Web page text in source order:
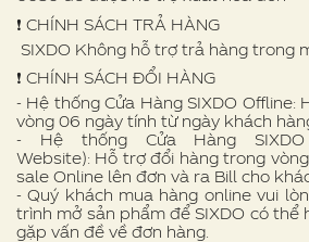
❗️ CHÍNH SÁCH TRẢ HÀNG
SIXDO Không hỗ trợ trả hàng trong
❗️ CHÍNH SÁCH ĐỔI HÀNG
- Hệ thống Cửa Hàng SIXDO Offline:
vòng 06 ngày tính từ ngày khách
- Hệ thống Cửa Hàng SIXDO
Website): Hỗ trợ đổi hàng trong
sale Online lên đơn và ra Bill cho
- Quý khách mua hàng online vui
trình mở sản phẩm để SIXDO có thể
gặp vấn đề về đơn hàng.